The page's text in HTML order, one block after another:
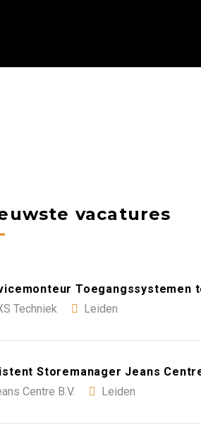
vacatures
Toegangssystemen
Techniek
Leiden
Storemanager Jeans
Centre B.V.
Leiden